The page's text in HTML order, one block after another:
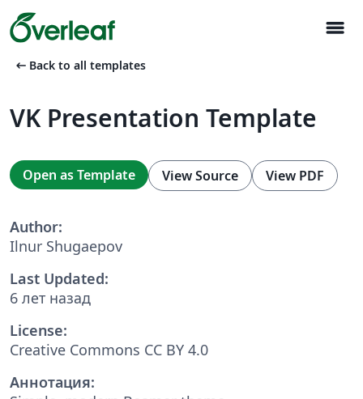
menu
arrow_left_alt Back to all templates
VK Presentation Template
Open as Template View Source View PDF
Author:
Ilnur Shugaepov
Last Updated:
6 лет назад
License:
Creative Commons CC BY 4.0
Аннотация: